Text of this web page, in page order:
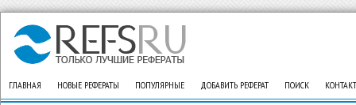
ГЛАВНАЯ НОВЫЕ РЕФЕРАТЫ ПОПУЛЯРНЫЕ ДОБАВИТЬ РЕФЕРАТ ПОИСК